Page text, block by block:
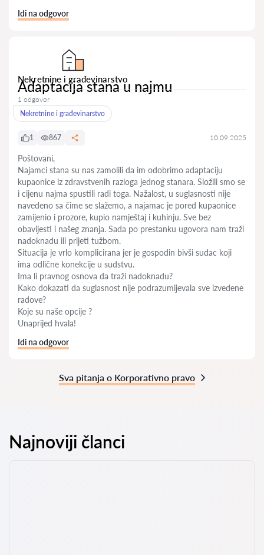
Idi na odgovor
Nekretnine i građevinarstvo
Adaptacija stana u najmu
1 odgovor
Nekretnine i građevinarstvo
1 867 10.09.2025
Poštovani,
Najamci stana su nas zamolili da im odobrimo adaptaciju
kupaonice iz zdravstvenih razloga jednog stanara. Složili smo se
i cijenu najma spustili radi toga. Nažalost, u suglasnosti nije
navedeno sa čime se slažemo, a najamac je pored kupaonice
zamijenio i prozore, kupio namještaj i kuhinju. Sve bez
obavijesti i našeg znanja. Sada po prestanku ugovora nam traži
nadoknadu ili prijeti tužbom.
Situacija je vrlo komplicirana jer je gospodin bivši sudac koji
ima odlične konekcije u sudstvu.
Ima li pravnog osnova da traži nadoknadu?
Kako dokazati da suglasnost nije podrazumijevala sve izvedene
radove?
Koje su naše opcije ?
Unaprijed hvala!
Idi na odgovor
Sva pitanja o Korporativno pravo
Najnoviji članci